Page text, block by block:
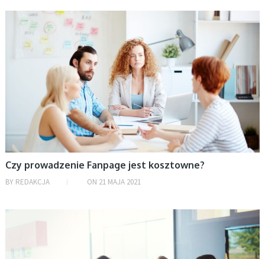
BIZNES
Czy prowadzenie Fanpage jest kosztowne?
BY REDAKCJA ON 21 MAJA 2021